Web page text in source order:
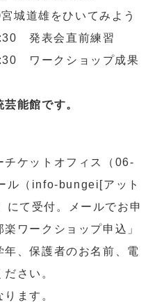
道雄をひいてみよう
発表会直前練習
ワークショップ成果
能館です。
チケットオフィス（06-
ル（info-bungei[アット
て受付。メールでお申
ワークショップ申込」
、保護者のお名前、電
さい。
ます。